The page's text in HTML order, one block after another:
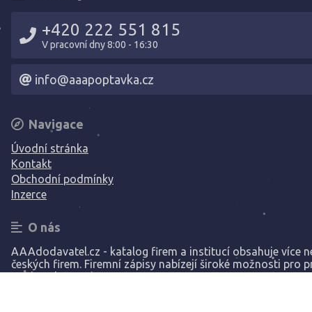
+420 222 551 815
V pracovní dny 8:00 - 16:30
info@aaapoptavka.cz
Navigace
Úvodní stránka
Kontakt
Obchodní podmínky
Inzerce
O nás
AAAdodavatel.cz - katalog firem a institucí obsahuje více
českých firem. Firemní zápisy nabízejí široké možnosti pro
Vaší společnosti.